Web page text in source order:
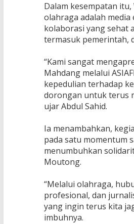
Dalam kesempatan
olahraga adalah
kolaborasi yang sehat
termasuk pemerintah,
“Kami sangat
Mahdang melalui
kepedulian terhadap
dorongan untuk terus
ujar Abdul Sahid.
Ia menambahkan,
pada satu momentum
menumbuhkan
Moutong.
“Melalui olahraga,
profesional, dan
yang ingin terus kita
imbuhnya.